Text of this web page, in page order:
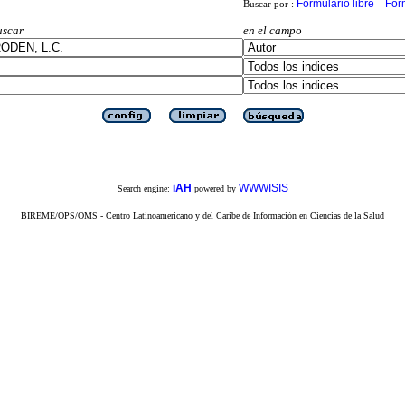
Buscar por : Formulario libre
en el campo
Search engine: iAH powered by WWWISIS
BIREME/OPS/OMS - Centro Latinoamericano y del Caribe de Información en Ciencias de la Salud